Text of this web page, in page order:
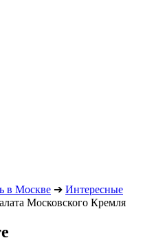
в Москве ➔ Интересные
Московского Кремля